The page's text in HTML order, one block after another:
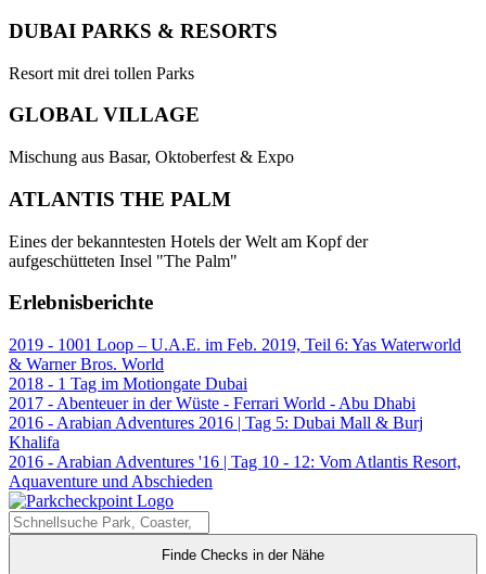
DUBAI PARKS & RESORTS
Resort mit drei tollen Parks
GLOBAL VILLAGE
Mischung aus Basar, Oktoberfest & Expo
ATLANTIS THE PALM
Eines der bekanntesten Hotels der Welt am Kopf der
aufgeschütteten Insel "The Palm"
Erlebnisberichte
2019 - 1001 Loop – U.A.E. im Feb. 2019, Teil 6: Yas Waterworld
& Warner Bros. World
2018 - 1 Tag im Motiongate Dubai
2017 - Abenteuer in der Wüste - Ferrari World - Abu Dhabi
2016 - Arabian Adventures 2016 | Tag 5: Dubai Mall & Burj
Khalifa
2016 - Arabian Adventures '16 | Tag 10 - 12: Vom Atlantis Resort,
Aquaventure und Abschieden
Finde Checks in der Nähe